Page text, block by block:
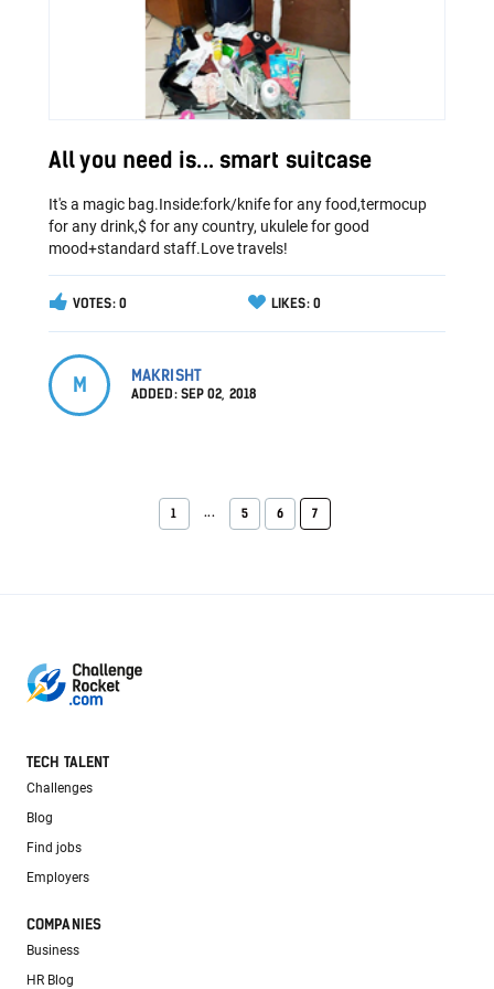
All you need is... smart suitcase
It's a magic bag.Inside:fork/knife for any food,termocup
for any drink,$ for any country, ukulele for good
mood+standard staff.Love travels!
VOTES: 0 LIKES: 0
M MAKRISHT
ADDED:SEP 02, 2018
1 ... 5 6 7
TECH TALENT
Challenges
Blog
Find jobs
Employers
COMPANIES
Business
HR Blog